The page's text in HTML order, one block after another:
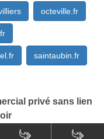
octeville.fr
saintaubin.fr
privé sans lien